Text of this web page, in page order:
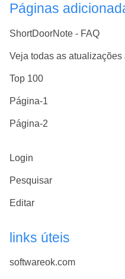
Páginas
ShortDoorNote - FAQ
Veja todas as atualizações
Top 100
Página-1
Página-2
Login
Pesquisar
Editar
links úteis
softwareok.com